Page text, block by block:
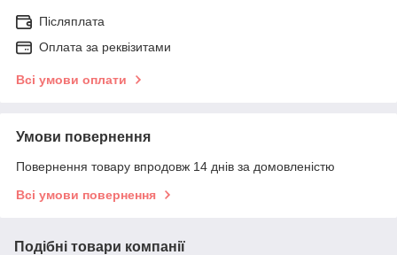
Післяплата
Оплата за реквізитами
Всі умови оплати
Умови повернення
Повернення товару впродовж 14 днів за домовленістю
Всі умови повернення
Подібні товари компанії